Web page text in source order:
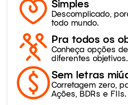
Simples
Descomplicado,
todo mundo.
Pra todos os
Conheça opções
diferentes objetivos.
Sem letras
Corretagem zero,
Ações, BDRs e FIIs.